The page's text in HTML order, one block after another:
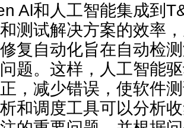
Al和人工智能集成到
测试解决方案的效率
复自动化旨在自动检
题。这样，人工智能
，减少错误，使软件
和调度工具可以分析